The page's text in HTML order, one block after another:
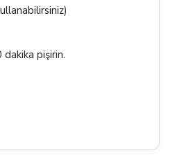
dakika pişirin.